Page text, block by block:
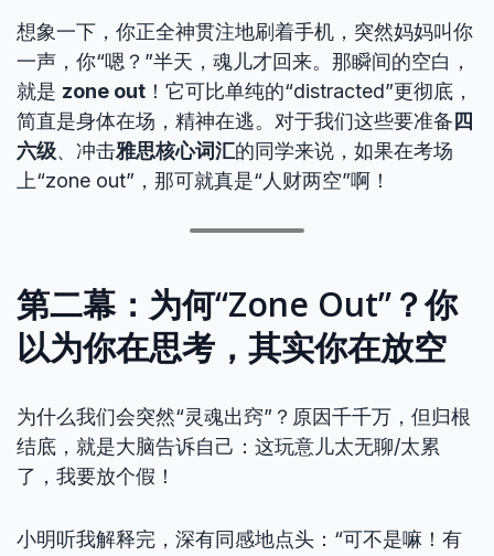
想象一下，你正全神贯注地刷着手机，突然妈妈叫你
一声，你“嗯？”半天，魂儿才回来。那瞬间的空白，
就是 zone out ！它可比单纯的“distracted”更彻底，
简直是身体在场，精神在逃。对于我们这些要准备 四
六级、冲击雅思核心词汇的同学来说，如果在考场
上“zone out”，那可就真是“人财两空”啊！
第二幕：为何“Zone Out”？你
以为你在思考，其实你在放空
为什么我们会突然“灵魂出窍”？原因千千万，但归根
结底，就是大脑告诉自己：这玩意儿太无聊/太累
了，我要放个假！
小明听我解释完，深有同感地点头：“可不是嘛！有